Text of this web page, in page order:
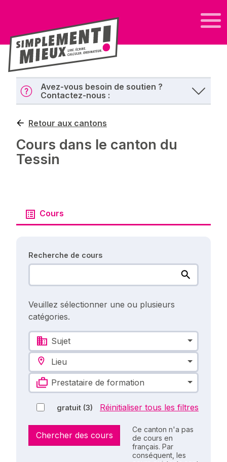
Avez-vous besoin de soutien ?
Contactez-nous :
Retour aux cantons
Cours dans le canton du
Tessin
Cours
Recherche de cours
Veuillez sélectionner une ou plusieurs
catégories.
Sujet
Lieu
Prestataire de formation
gratuit (3) Réinitialiser tous les filtres
Chercher des cours
Ce canton n'a pas
de cours en
français. Par
conséquent, les